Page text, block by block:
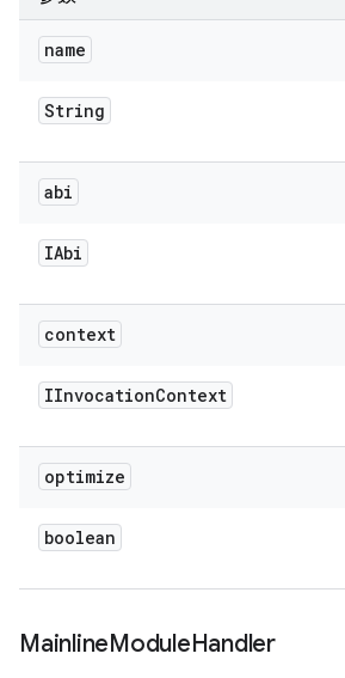
name
String
abi
IAbi
context
IInvocationContext
optimize
boolean
MainlineModuleHandler